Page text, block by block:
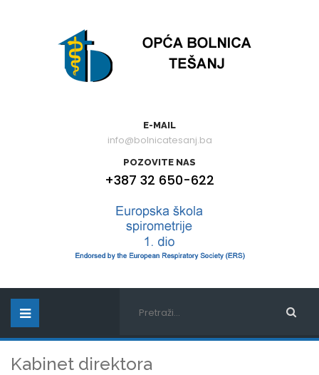
E-MAIL
info@bolnicatesanj.ba
POZOVITE NAS
+387 32 650-622
Kabinet direktora